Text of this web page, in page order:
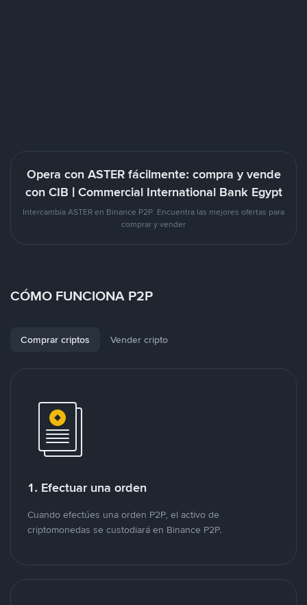
Opera con ASTER fácilmente: compra y vende
con CIB | Commercial International Bank Egypt
Intercambia ASTER en Binance P2P. Encuentra las mejores ofertas para
comprar y vender
CÓMO FUNCIONA P2P
Comprar criptos Vender cripto
1. Efectuar una orden
Cuando efectúes una orden P2P, el activo de
criptomonedas se custodiará en Binance P2P.